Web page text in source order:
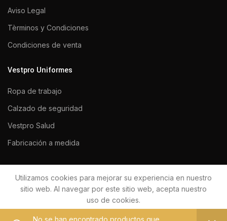
No se han encontrado productos que
Aviso Legal
Tèrminos y Condiciones
Condiciones de venta
Vestpro Uniformes
Ropa de trabajo
Calzado de seguridad
Vestpro Salud
Fabricación a medida
VESTPRO UNIFORMES 2020Todos los derechos reservados.
Utilizamos cookies para mejorar su experiencia en nuestro
sitio web. Al navegar por este sitio web, acepta nuestro
uso de cookies.